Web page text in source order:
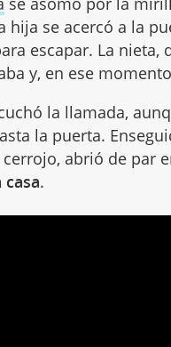
hija se acercó a la
escapar. La nieta,
y, en ese
la llamada,
la puerta.
abrió de par
.